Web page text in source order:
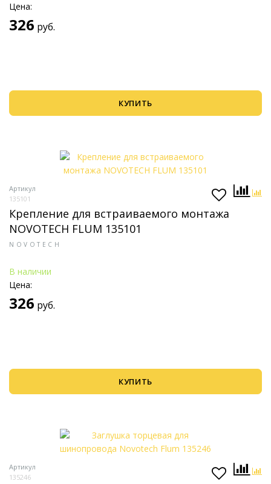
Цена:
326 руб.
КУПИТЬ
Артикул
135101
Крепление для встраиваемого монтажа
NOVOTECH FLUM 135101
NOVOTECH
В наличии
Цена:
326 руб.
КУПИТЬ
Артикул
135246